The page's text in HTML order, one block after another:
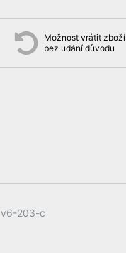
Možnost vrátit zboží
bez udání důvodu
v6-203-c